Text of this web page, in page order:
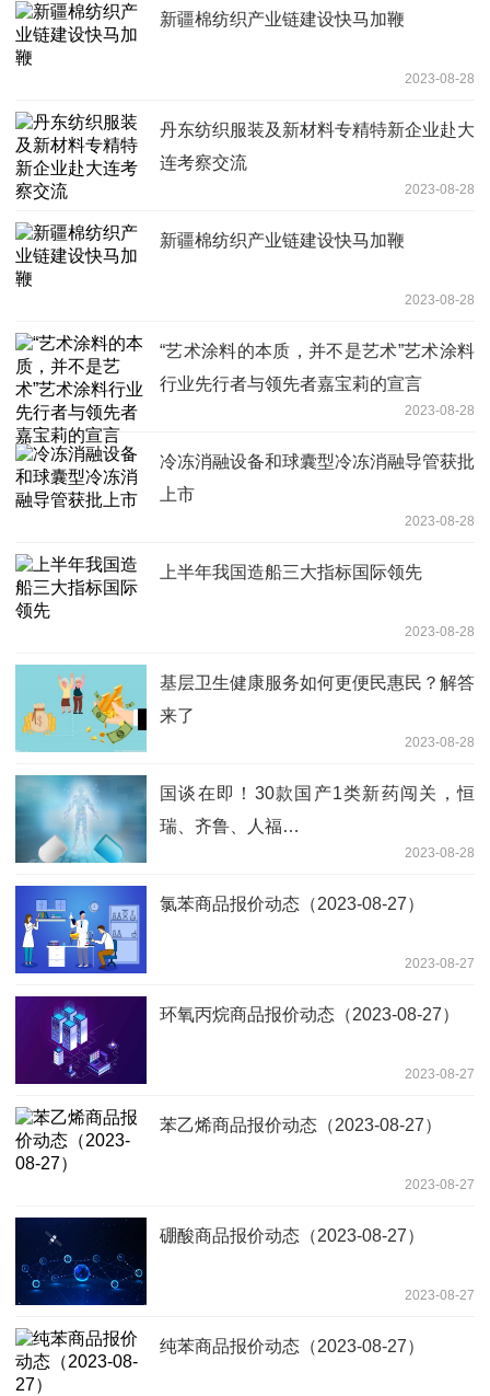
新疆棉纺织产业链建设快马加鞭
2023-08-28
丹东纺织服装及新材料专精特新企业赴大
连考察交流
2023-08-28
新疆棉纺织产业链建设快马加鞭
2023-08-28
“艺术涂料的本质，并不是艺术”艺术涂料
行业先行者与领先者嘉宝莉的宣言
2023-08-28
冷冻消融设备和球囊型冷冻消融导管获批
上市
2023-08-28
上半年我国造船三大指标国际领先
2023-08-28
基层卫生健康服务如何更便民惠民？解答
来了
2023-08-28
国谈在即！30款国产1类新药闯关，恒
瑞、齐鲁、人福…
2023-08-28
氯苯商品报价动态（2023-08-27）
2023-08-27
环氧丙烷商品报价动态（2023-08-27）
2023-08-27
苯乙烯商品报价动态（2023-08-27）
2023-08-27
硼酸商品报价动态（2023-08-27）
2023-08-27
纯苯商品报价动态（2023-08-27）